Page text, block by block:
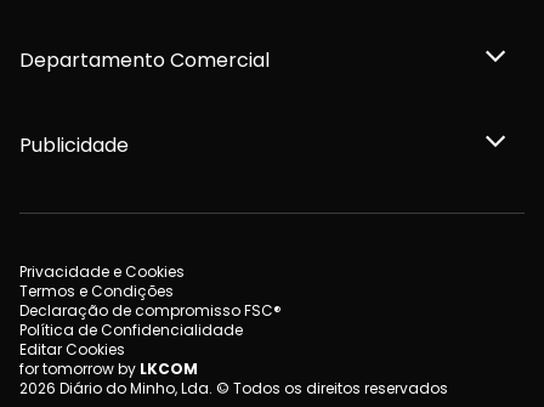
Departamento Comercial
Publicidade
Privacidade e Cookies
Termos e Condições
Declaração de compromisso FSC®
Política de Confidencialidade
Editar Cookies
for tomorrow by LKCOM
2026 Diário do Minho, Lda. © Todos os direitos reservados